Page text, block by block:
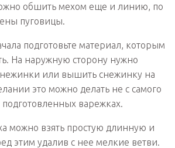
обшить мехом еще и линию, по
пуговицы.
подготовьте материал, которым
На наружную сторону нужно
или вышить снежинку на
это можно делать не с самого
подготовленных варежках.
можно взять простую длинную и
этим удалив с нее мелкие ветви.